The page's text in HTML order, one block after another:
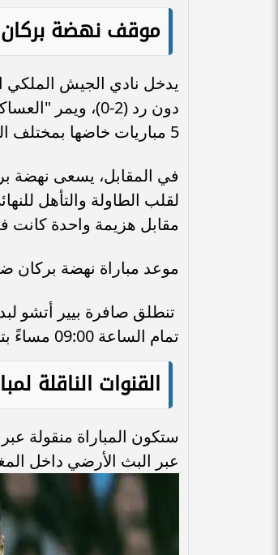
موقف نهضة بركان
يدخل نادي الجيش الملكي
5 مباريات خاضها بمختلف المسابقات.
في المقابل، يسعى نهضة
لقلب الطاولة والتأهل
مقابل هزيمة واحدة كانت
موعد مباراة نهضة بركان
تنطلق صافرة بيير أتشو
تمام الساعة 09:00 مساءً بتوقيت القاهرة، والساعة 10:00 مساء بتوقيت مكة المكرمة والقاهرة.
القنوات الناقلة
عبر البث الأرضي داخل